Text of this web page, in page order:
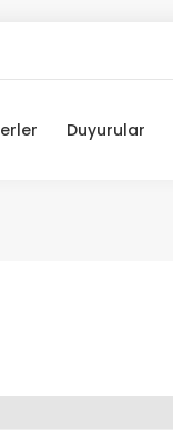
Duyurular